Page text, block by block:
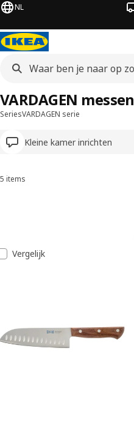
NL
SeriesVARDAGEN serie
Kleine kamer inrichten
VARDAGEN messen
Sorteren en filteren
5 items
Resultatenlijst
Vergelijk